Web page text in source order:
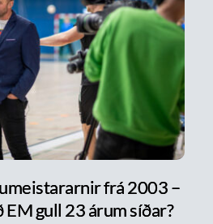
frá 2003 –
EM gull 23 árum síðar?